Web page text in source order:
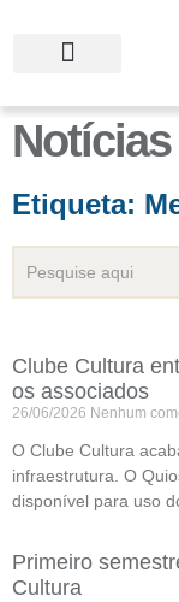
Etiqueta:
Clube Cultura
os associados
26/06/2026 Nenhum
O Clube Cultura
infraestrutura. O
disponível para uso
Primeiro
Cultura